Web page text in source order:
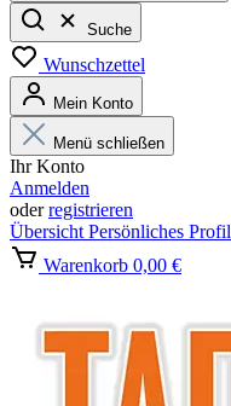
Suche
Wunschzettel
Mein Konto
Menü schließen
Ihr Konto
Anmelden
oderregistrieren
Übersicht Persönliches Profil
Warenkorb 0,00 €